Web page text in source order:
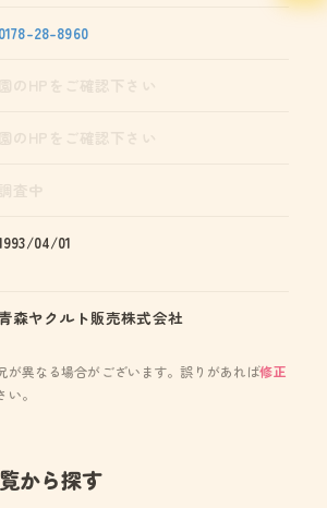
0178-28-8960
04/01
森ヤクルト販売株式会社
異なる場合がございます。誤りがあれば修正
。
から探す